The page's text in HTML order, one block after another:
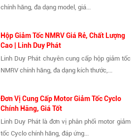
chính hãng, đa dạng model, giá...
Hộp Giảm Tốc NMRV Giá Rẻ, Chất Lượng
Cao | Linh Duy Phát
Linh Duy Phát chuyên cung cấp hộp giảm tốc
NMRV chính hãng, đa dạng kích thước,...
Đơn Vị Cung Cấp Motor Giảm Tốc Cyclo
Chính Hãng, Giá Tốt
Linh Duy Phát là đơn vị phân phối motor giảm
tốc Cyclo chính hãng, đáp ứng...